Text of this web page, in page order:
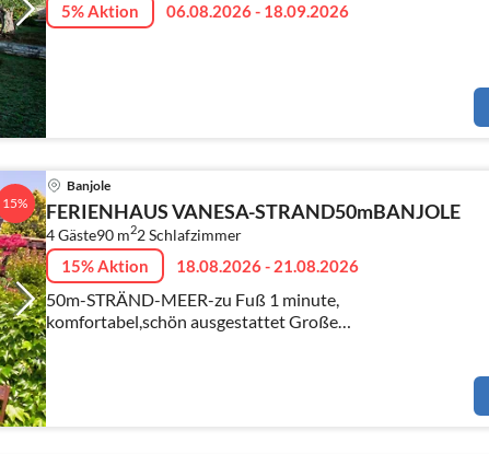
5% Aktion 06.08.2026 - 18.09.2026
15%
Banjole
FERIENHAUS VANESA-STRAND50mBANJOLE
4 Gäste90 m22Schlafzimmer
15% Aktion 18.08.2026 - 21.08.2026
50m-STRÄND-MEER-zu Fuß 1 minute,
komfortabel,schön ausgestattet Große
Wohnungen(jedes fur 4 Personen, jedes 90m2)mit
eigene separate Terrasse 20m2